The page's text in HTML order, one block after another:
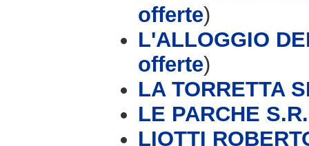
offerte)
L'ALLOGGIO
offerte)
LA TORRETTA
LE PARCHE
LIOTTI